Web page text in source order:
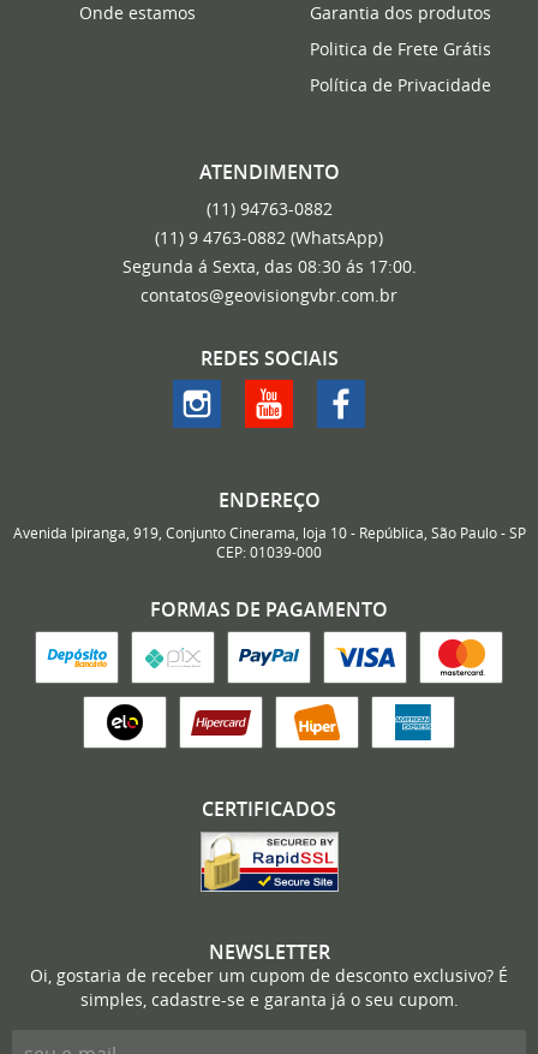
Onde estamos
Garantia dos produtos
Politica de Frete Grátis
Política de Privacidade
ATENDIMENTO
(11)94763-0882
(11) 9 4763-0882 (WhatsApp)
Segunda á Sexta, das 08:30 ás 17:00.
contatos@geovisiongvbr.com.br
REDES SOCIAIS
ENDEREÇO
Avenida Ipiranga, 919, Conjunto Cinerama, loja 10- República, São Paulo-SP
CEP: 01039-000
FORMAS DE PAGAMENTO
CERTIFICADOS
NEWSLETTER
Oi, gostaria de receber um cupom de desconto exclusivo? É
simples, cadastre-se e garanta já o seu cupom.